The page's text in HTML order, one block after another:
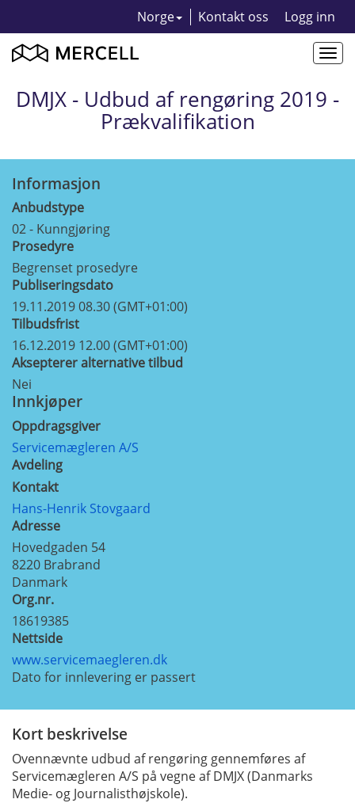
Norge Kontakt oss Logg inn
DMJX - Udbud af rengøring 2019 -
Prækvalifikation
Informasjon
Anbudstype
02 - Kunngjøring
Prosedyre
Begrenset prosedyre
Publiseringsdato
19.11.2019 08.30 (GMT+01:00)
Tilbudsfrist
16.12.2019 12.00 (GMT+01:00)
Aksepterer alternative tilbud
Nei
Innkjøper
Oppdragsgiver
Servicemægleren A/S
Avdeling
Kontakt
Hans-Henrik Stovgaard
Adresse
Hovedgaden 54
8220 Brabrand
Danmark
Org.nr.
18619385
Nettside
www.servicemaegleren.dk
Dato for innlevering er passert
Kort beskrivelse
Ovennævnte udbud af rengøring gennemføres af
Servicemægleren A/S på vegne af DMJX (Danmarks
Medie- og Journalisthøjskole).